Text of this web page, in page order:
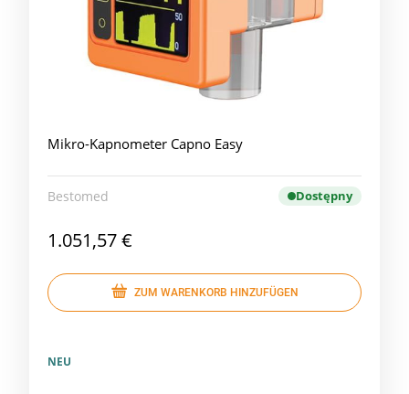
Mikro-Kapnometer Capno Easy
Bestomed Dostępny
1.051,57 €
ZUM WARENKORB HINZUFÜGEN
NEU